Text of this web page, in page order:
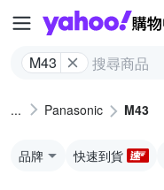
M43
Panasonic M43
品牌 快速到貨